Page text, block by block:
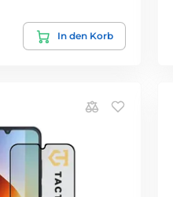
In den Korb